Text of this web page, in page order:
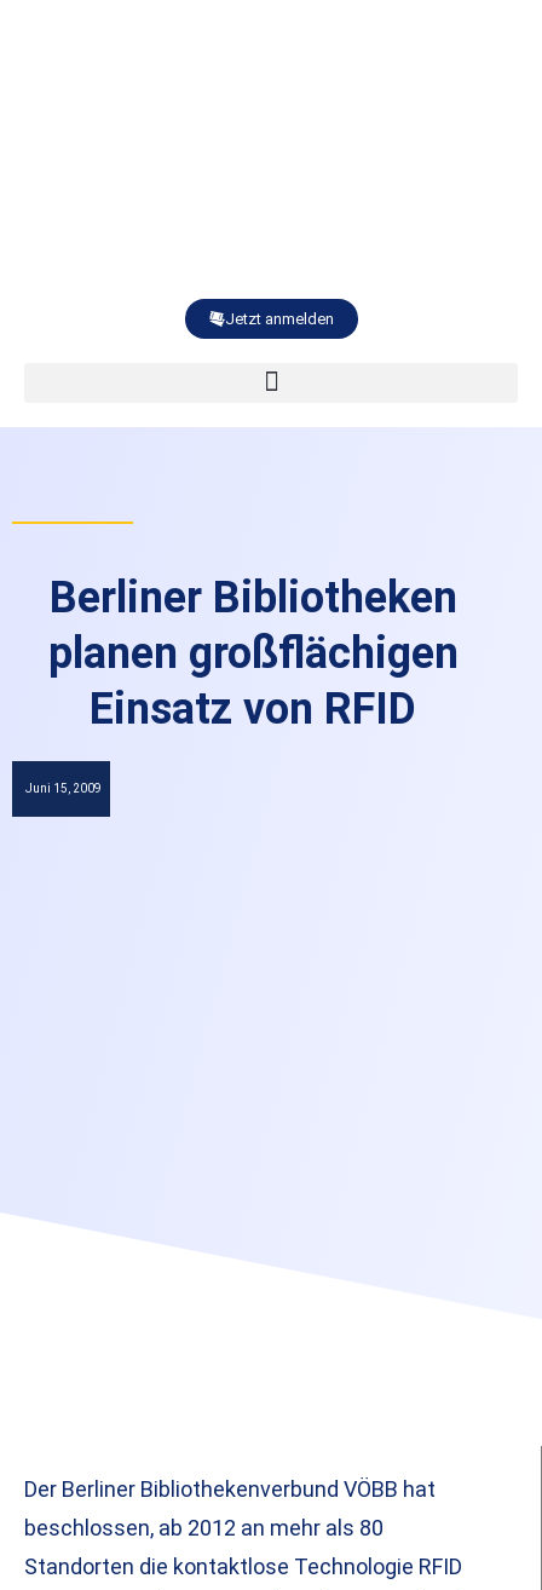
Jetzt anmelden
Berliner Bibliotheken
planen großflächigen
Einsatz von RFID
Juni 15, 2009
Der Berliner Bibliothekenverbund VÖBB hat
beschlossen, ab 2012 an mehr als 80
Standorten die kontaktlose Technologie RFID